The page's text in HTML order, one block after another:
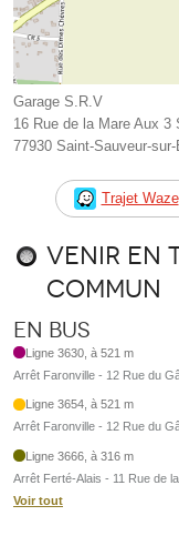
Garage S.R.V
16 Rue de la Mare Aux 3
77930 Saint-Sauveur-
Trajet Waze
Venir en
commun
En bus
Ligne 3630, à 521 m
Arrêt Faronville - 12 Rue du
Ligne 3654, à 521 m
Arrêt Faronville - 12 Rue du
Ligne 3666, à 316 m
Arrêt Ferté-Alais - 11 Rue de
Voir tout